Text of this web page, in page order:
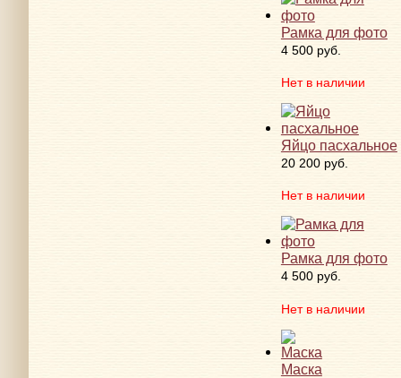
Рамка для фото
4 500 руб.
Нет в наличии
Яйцо пасхальное
20 200 руб.
Нет в наличии
Рамка для фото
4 500 руб.
Нет в наличии
Маска